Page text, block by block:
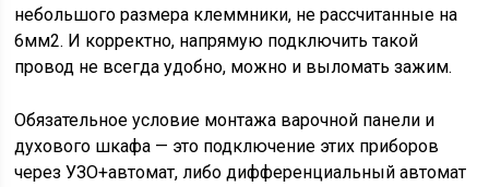
небольшого размера клеммники, не рассчитанные на
6мм2. И корректно, напрямую подключить такой
провод не всегда удобно, можно и выломать зажим.
Обязательное условие монтажа варочной панели и
духового шкафа — это подключение этих приборов
через УЗО+автомат, либо дифференциальный автомат